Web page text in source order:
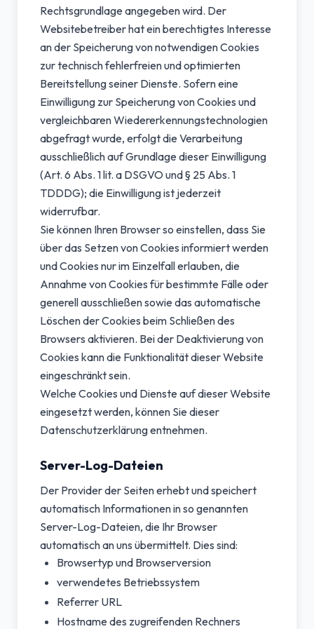
Rechtsgrundlage angegeben wird. Der
Websitebetreiber hat ein berechtigtes Interesse
an der Speicherung von notwendigen Cookies
zur technisch fehlerfreien und optimierten
Bereitstellung seiner Dienste. Sofern eine
Einwilligung zur Speicherung von Cookies und
vergleichbaren Wiedererkennungstechnologien
abgefragt wurde, erfolgt die Verarbeitung
ausschließlich auf Grundlage dieser Einwilligung
(Art. 6 Abs. 1 lit. a DSGVO und § 25 Abs. 1
TDDDG); die Einwilligung ist jederzeit
widerrufbar.
Sie können Ihren Browser so einstellen, dass Sie
über das Setzen von Cookies informiert werden
und Cookies nur im Einzelfall erlauben, die
Annahme von Cookies für bestimmte Fälle oder
generell ausschließen sowie das automatische
Löschen der Cookies beim Schließen des
Browsers aktivieren. Bei der Deaktivierung von
Cookies kann die Funktionalität dieser Website
eingeschränkt sein.
Welche Cookies und Dienste auf dieser Website
eingesetzt werden, können Sie dieser
Datenschutzerklärung entnehmen.
Server-Log-Dateien
Der Provider der Seiten erhebt und speichert
automatisch Informationen in so genannten
Server-Log-Dateien, die Ihr Browser
automatisch an uns übermittelt. Dies sind:
Browsertyp und Browserversion
verwendetes Betriebssystem
Referrer URL
Hostname des zugreifenden Rechners